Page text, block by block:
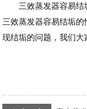
三效蒸发器容易结
三效蒸发器容易结垢
现结垢的问题，我们大